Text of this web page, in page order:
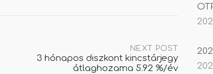
NEXT POST
3 hónapos diszkont kincstárjegy
átlaghozama 5.92 %/év